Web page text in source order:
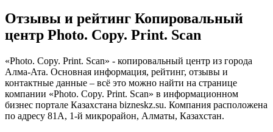
Отзывы и рейтинг Копировальный
центр Photo. Copy. Print. Scan
«Photo. Copy. Print. Scan» - копировальный центр из города
Алма-Ата. Основная информация, рейтинг, отзывы и
контактные данные – всё это можно найти на странице
компании «Photo. Copy. Print. Scan» в информационном
бизнес портале Казахстана bizneskz.su. Компания расположена
по адресу 81А, 1-й микрорайон, Алматы, Казахстан.